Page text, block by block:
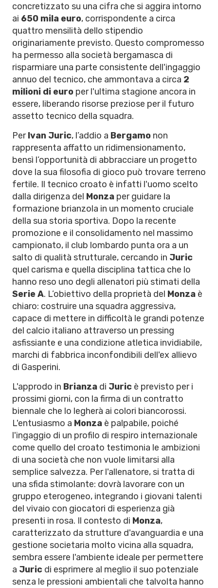
concretizzato su una cifra che si aggira intorno
ai 650 mila euro, corrispondente a circa
quattro mensilità dello stipendio
originariamente previsto. Questo compromesso
ha permesso alla società bergamasca di
risparmiare una parte consistente dell'ingaggio
annuo del tecnico, che ammontava a circa 2
milioni di euro per l'ultima stagione ancora in
essere, liberando risorse preziose per il futuro
assetto tecnico della squadra.
PerIvan Juric, l’addio a Bergamo non
rappresenta affatto un ridimensionamento,
bensì l’opportunità di abbracciare un progetto
dove la sua filosofia di gioco può trovare terreno
fertile. Il tecnico croato è infatti l'uomo scelto
dalla dirigenza del Monza per guidare la
formazione brianzola in un momento cruciale
della sua storia sportiva. Dopo la recente
promozione e il consolidamento nel massimo
campionato, il club lombardo punta ora a un
salto di qualità strutturale, cercando in Juric
quel carisma e quella disciplina tattica che lo
hanno reso uno degli allenatori più stimati della
Serie A. L’obiettivo della proprietà del Monza è
chiaro: costruire una squadra aggressiva,
capace di mettere in difficoltà le grandi potenze
del calcio italiano attraverso un pressing
asfissiante e una condizione atletica invidiabile,
marchi di fabbrica inconfondibili dell'ex allievo
di Gasperini.
L'approdo in Brianza di Juric è previsto per i
prossimi giorni, con la firma di un contratto
biennale che lo legherà ai colori biancorossi.
L'entusiasmo a Monza è palpabile, poiché
l'ingaggio di un profilo di respiro internazionale
come quello del croato testimonia le ambizioni
di una società che non vuole limitarsi alla
semplice salvezza. Per l'allenatore, si tratta di
una sfida stimolante: dovrà lavorare con un
gruppo eterogeneo, integrando i giovani talenti
del vivaio con giocatori di esperienza già
presenti in rosa. Il contesto di Monza,
caratterizzato da strutture d'avanguardia e una
gestione societaria molto vicina alla squadra,
sembra essere l'ambiente ideale per permettere
a Juric di esprimere al meglio il suo potenziale
senza le pressioni ambientali che talvolta hanno